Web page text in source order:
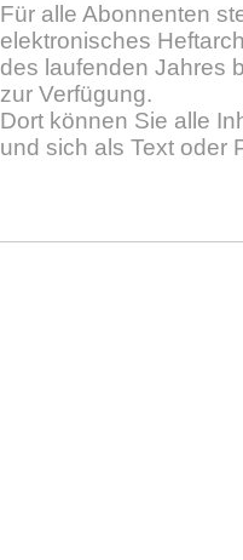
Für alle Abonnenten
elektronisches
des laufenden Jahres
zur Verfügung.
Dort können Sie alle
und sich als Text oder